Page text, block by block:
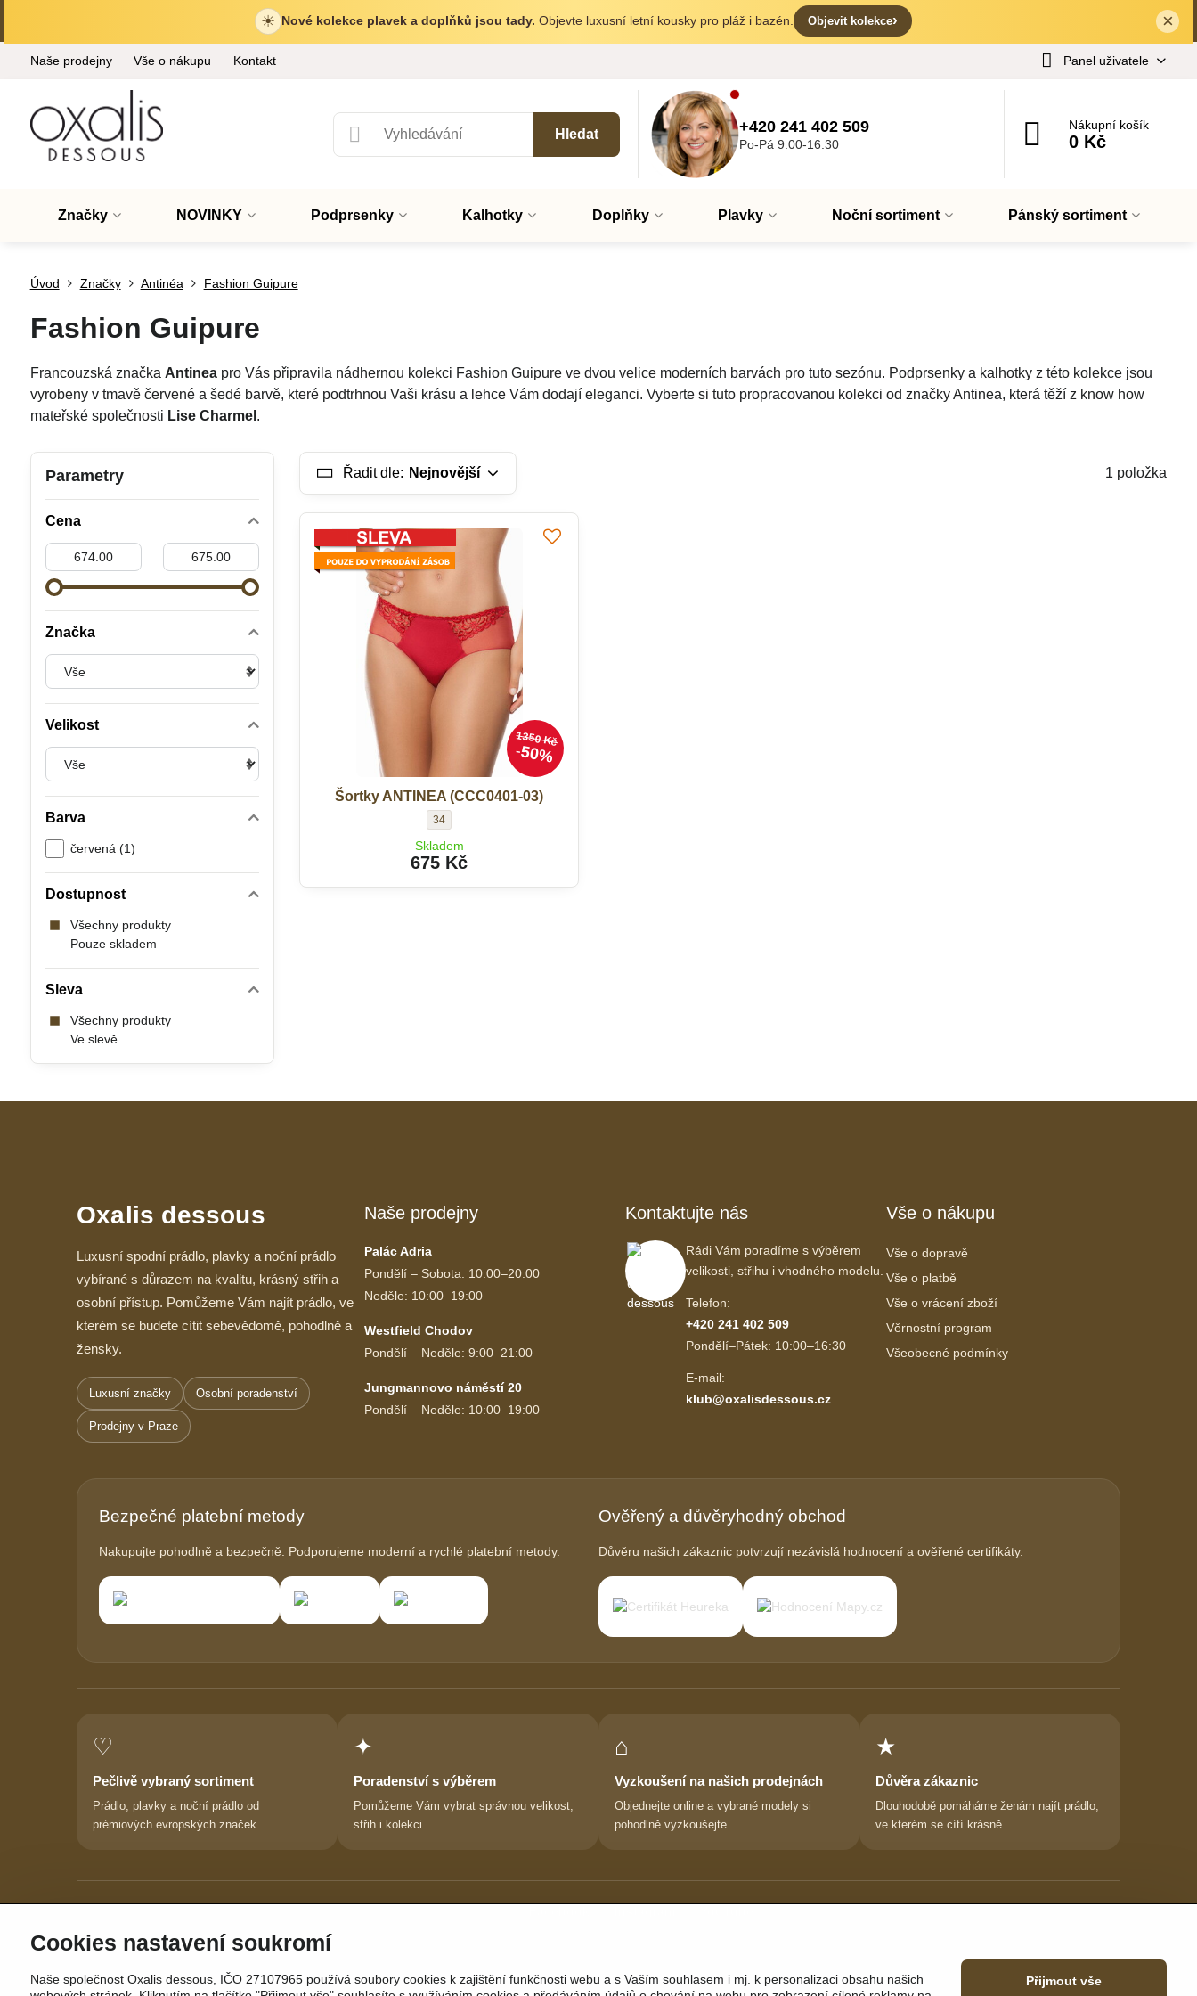
✕×
☀ Nové kolekce plavek a doplňků jsou tady. Objevte luxusní letní kousky pro pláž i bazén. Objevit kolekce›
Naše prodejny Vše o nákupu Kontakt Panel uživatele
Hledat +420 241 402 509
Po-Pá 9:00-16:30
Nákupní košík
0 Kč
Značky NOVINKY Podprsenky Kalhotky Doplňky Plavky Noční sortiment Pánský sortiment
Úvod Značky Antinéa Fashion Guipure
Fashion Guipure
Francouzská značka Antineapro Vás připravila nádhernou kolekci Fashion Guipure ve dvou velice moderních barvách pro tuto sezónu. Podprsenky a kalhotky z této kolekce jsou
vyrobeny v tmavě červené a šedé barvě, které podtrhnou Vaši krásu a lehce Vám dodají eleganci. Vyberte si tuto propracovanou kolekci od značky Antinea, která těží z know how
mateřské společnosti Lise Charmel .
Řadit dle: Nejnovější 1 položka
1350 Kč
50%
Šortky ANTINEA (CCC0401-03)
Šortky
(CCC0401-
03)
-
34
Skladem
675 Kč
Parametry
Cena
Od: Do:
Značka
Velikost
Barva
červená (1)
Dostupnost
Všechny produkty
Pouze skladem
Sleva
Všechny produkty
Ve slevě
Oxalis dessous
Luxusní spodní prádlo, plavky a noční prádlo
vybírané s důrazem na kvalitu, krásný střih a
osobní přístup. Pomůžeme Vám najít prádlo, ve
kterém se budete cítit sebevědomě, pohodlně a
žensky.
Luxusní značky Osobní poradenství
Prodejny v Praze
Naše prodejny
Palác Adria
Pondělí – Sobota: 10:00–20:00
Neděle: 10:00–19:00
Westfield Chodov
Pondělí – Neděle: 9:00–21:00
Jungmannovo náměstí 20
Pondělí – Neděle: 10:00–19:00
Kontaktujte nás
Rádi Vám poradíme s výběrem
velikosti, střihu i vhodného modelu.
Telefon:
+420 241 402 509
Pondělí–Pátek: 10:00–16:30
E-mail:
klub@oxalisdessous.cz
Vše o nákupu
Vše o dopravě
Vše o platbě
Vše o vrácení zboží
Věrnostní program
Všeobecné podmínky
Bezpečné platební metody
Nakupujte pohodlně a bezpečně. Podporujeme moderní a rychlé platební metody.
Ověřený a důvěryhodný obchod
Důvěru našich zákaznic potvrzují nezávislá hodnocení a ověřené certifikáty.
♡
Pečlivě vybraný sortiment
Prádlo, plavky a noční prádlo od
prémiových evropských značek.
✦
Poradenství s výběrem
Pomůžeme Vám vybrat správnou velikost,
střih i kolekci.
⌂
Vyzkoušení na našich prodejnách
Objednejte online a vybrané modely si
pohodlně vyzkoušejte.
★
Důvěra zákaznic
Dlouhodobě pomáháme ženám najít prádlo,
ve kterém se cítí krásně.
Cookies nastavení soukromí
Naše společnost Oxalis dessous, IČO 27107965 používá soubory cookies k zajištění funkčnosti webu a s Vaším souhlasem i mj. k personalizaci obsahu našich
Přijmout vše